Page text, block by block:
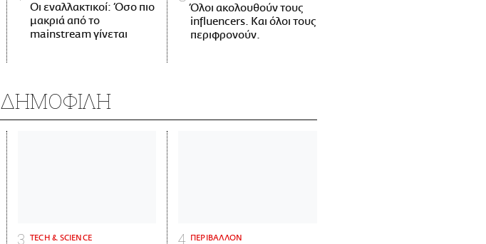
Οι εναλλακτικοί: Όσο πιο
μακριά από το
mainstream γίνεται
Όλοι ακολουθούν τους
influencers. Και όλοι τους
περιφρονούν.
ΔΗΜΟΦΙΛΗ
ΤECH & SCIENCE ΠΕΡΙΒΑΛΛΟΝ